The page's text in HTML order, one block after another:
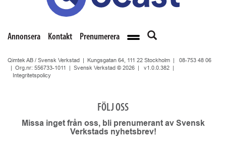
Annonsera Kontakt Prenumerera
Qimtek AB / Svensk Verkstad | Kungsgatan 64, 111 22 Stockholm | 08-753 48 06
| Org.nr: 556733-1011 | Svensk Verkstad © 2026 | v1.0.0.382
Integritetspolicy
FÖLJ OSS
Missa inget från oss, bli prenumerant av Svensk
Verkstads nyhetsbrev!